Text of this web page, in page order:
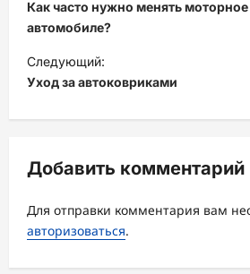
в
и
г
а
и
з
Как часто нужно менять
автомобиле?
Следующий:
Уход за автоковриками
Добавить комментарий
Для отправки комментария вам
авторизоваться.